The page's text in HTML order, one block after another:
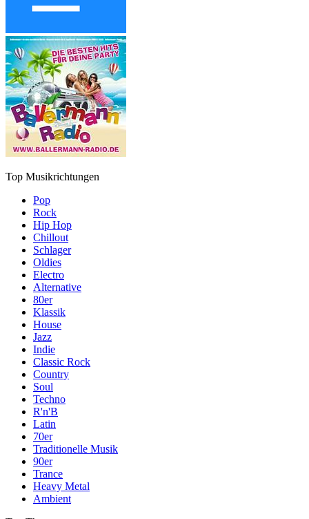
Top Musikrichtungen
Pop
Rock
Hip Hop
Chillout
Schlager
Oldies
Electro
Alternative
80er
Klassik
House
Jazz
Indie
Classic Rock
Country
Soul
Techno
R'n'B
Latin
70er
Traditionelle Musik
90er
Trance
Heavy Metal
Ambient